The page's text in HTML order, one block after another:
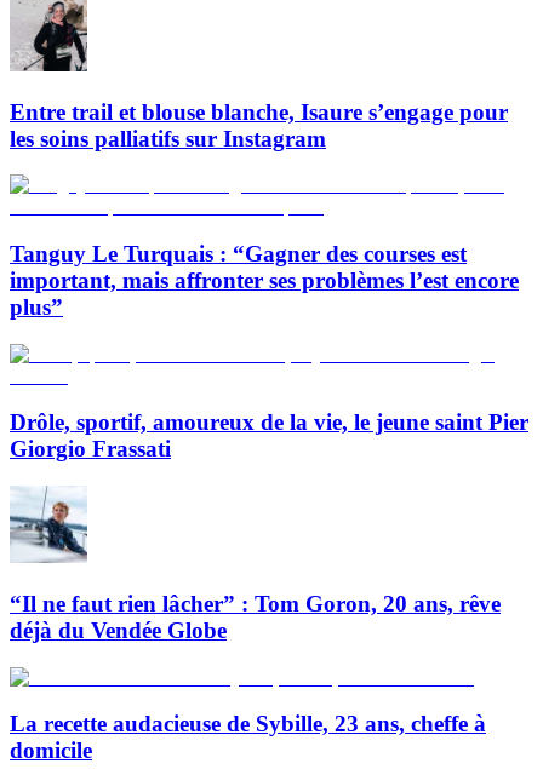
Entre trail et blouse blanche, Isaure s’engage pour
les soins palliatifs sur Instagram
Tanguy Le Turquais : “Gagner des courses est
important, mais affronter ses problèmes l’est encore
plus”
Drôle, sportif, amoureux de la vie, le jeune saint Pier
Giorgio Frassati
“Il ne faut rien lâcher” : Tom Goron, 20 ans, rêve
déjà du Vendée Globe
La recette audacieuse de Sybille, 23 ans, cheffe à
domicile